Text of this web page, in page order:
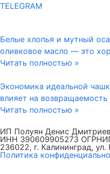
TELEGRAM
Белые хлопья и мутный
оливковое масло — это
Читать полностью »
Экономика идеальной
влияет на возвращаемость
Читать полностью »
ИП Полуян Денис
ИНН 390609905273
236022, г. Калининград,
Политика